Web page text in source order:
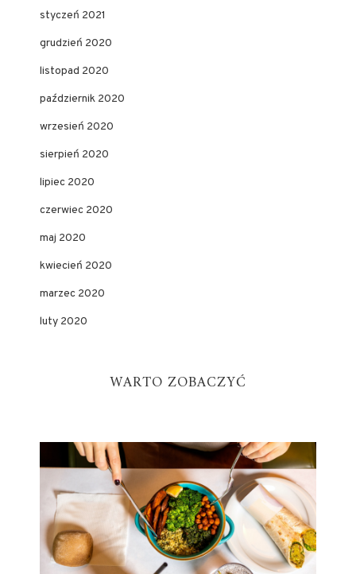
styczeń 2021
grudzień 2020
listopad 2020
październik 2020
wrzesień 2020
sierpień 2020
lipiec 2020
czerwiec 2020
maj 2020
kwiecień 2020
marzec 2020
luty 2020
WARTO ZOBACZYĆ